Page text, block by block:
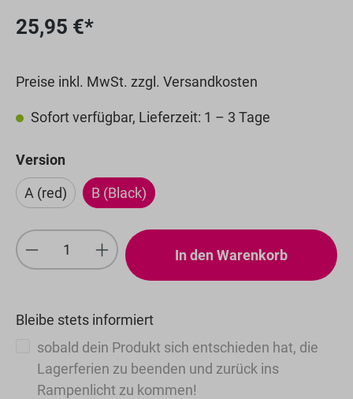
25,95 €*
Preise inkl. MwSt. zzgl. Versandkosten
Sofort verfügbar, Lieferzeit: 1 – 3 Tage
Version
A (red) B (Black)
Produkt Anzahl: Gib den gewünschten
In den Warenkorb
Bleibe stets informiert
sobald dein Produkt sich entschieden hat, die
Lagerferien zu beenden und zurück ins
Rampenlicht zu kommen!